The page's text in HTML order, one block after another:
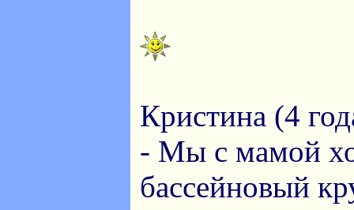
Кристина (4
- Мы с мамой
бассейновый